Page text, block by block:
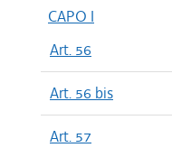
CAPO I
Art. 56
Art. 56 bis
Art. 57